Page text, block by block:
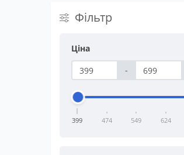
Фільтр
Ціна
-
399 474 549 624